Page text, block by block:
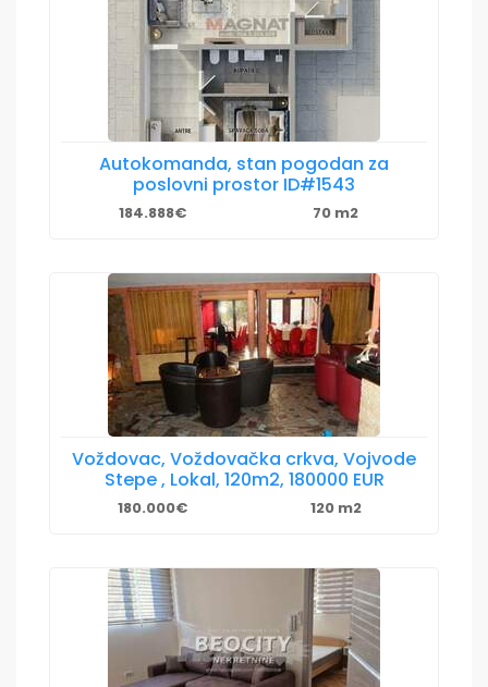
Autokomanda, stan pogodan za
poslovni prostor ID#1543
184.888€ 70 m2
Voždovac, Voždovačka crkva, Vojvode
Stepe , Lokal, 120m2, 180000 EUR
180.000€ 120 m2